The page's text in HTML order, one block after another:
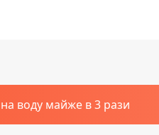
воду майже в 3 рази